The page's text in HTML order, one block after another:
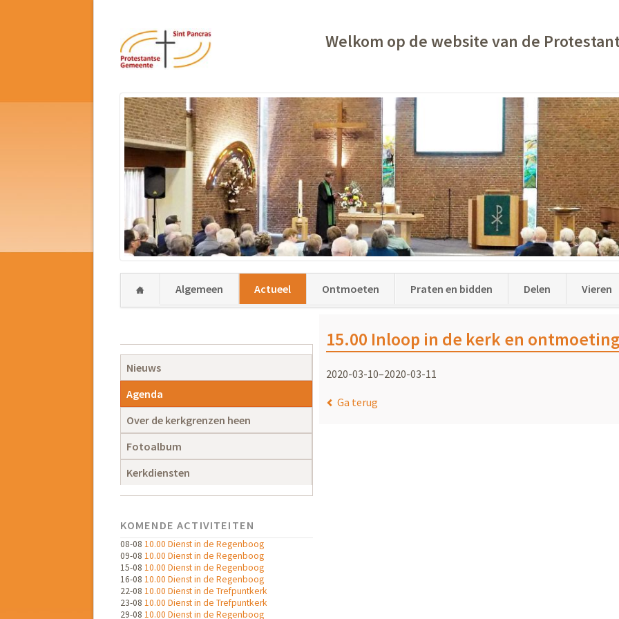
Welkom op de website van de
NavigatieAlgemeen Actueel Ontmoeten Praten en bidden Delen Vieren
15.00 Inloop in de kerk en
2020-03-10–2020-03-11
Ga terug
Navigatie
overslaan
Nieuws
Agenda
Over de kerkgrenzen heen
Fotoalbum
Kerkdiensten
KOMENDE ACTIVITEITEN
08-08 10.00 Dienst in de Regenboog
09-08 10.00 Dienst in de Regenboog
15-08 10.00 Dienst in de Regenboog
16-08 10.00 Dienst in de Regenboog
22-08 10.00 Dienst in de Trefpuntkerk
23-08 10.00 Dienst in de Trefpuntkerk
29-08 10.00 Dienst in de Regenboog